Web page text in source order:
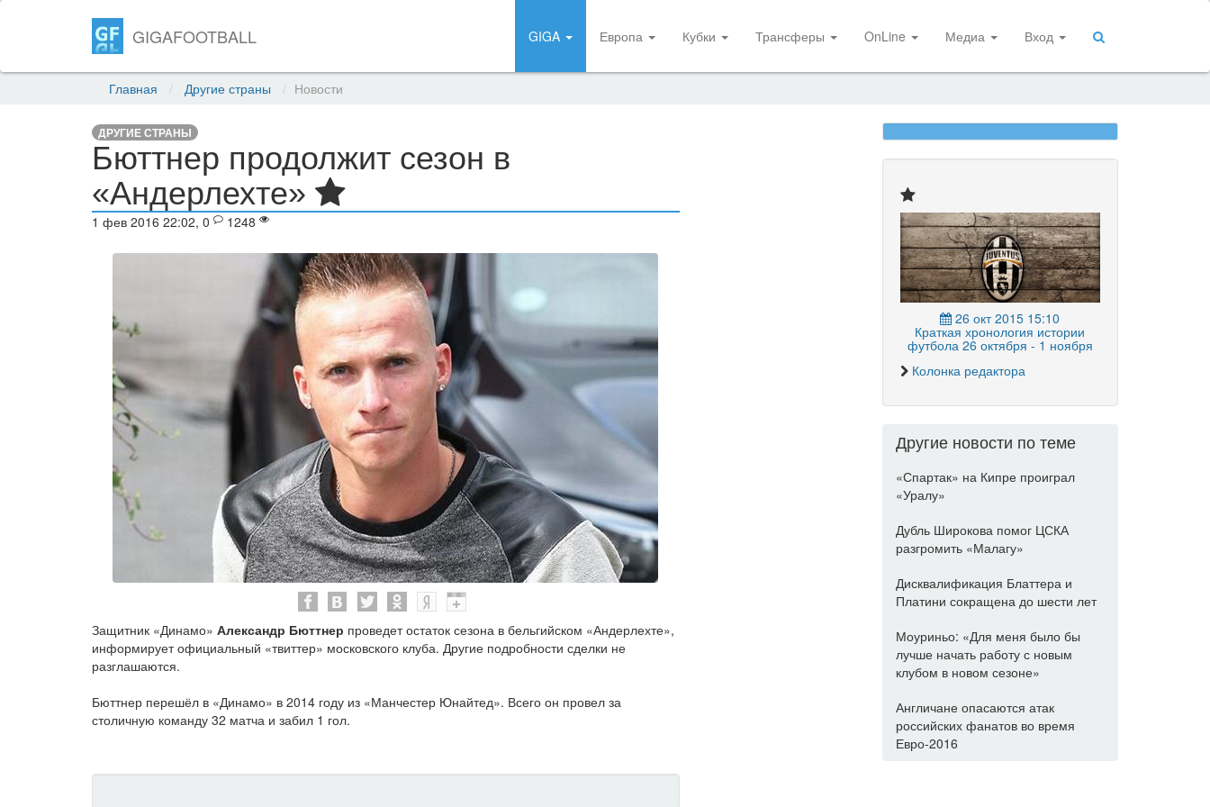
GIGAFOOTBALL GIGA Европа Кубки Трансферы OnLine Медиа Вход
Главная Другие страны Новости
ДРУГИЕ СТРАНЫ
Бюттнер продолжит сезон в
«Андерлехте»
1 фев 2016 22:02, 0 1248
Защитник «Динамо» Александр Бюттнер проведет остаток сезона в бельгийском «Андерлехте»,
информирует официальный «твиттер» московского клуба. Другие подробности сделки не
разглашаются.
Бюттнер перешёл в «Динамо» в 2014 году из «Манчестер Юнайтед». Всего он провел за
столичную команду 32 матча и забил 1 гол.
26 окт 2015 15:10
Краткая хронология истории
футбола 26 октября - 1 ноября
Колонка редактора
Другие новости по теме
«Спартак» на Кипре проиграл
«Уралу»
Дубль Широкова помог ЦСКА
разгромить «Малагу»
Дисквалификация Блаттера и
Платини сокращена до шести лет
Моуриньо: «Для меня было бы
лучше начать работу с новым
клубом в новом сезоне»
Англичане опасаются атак
российских фанатов во время
Евро-2016